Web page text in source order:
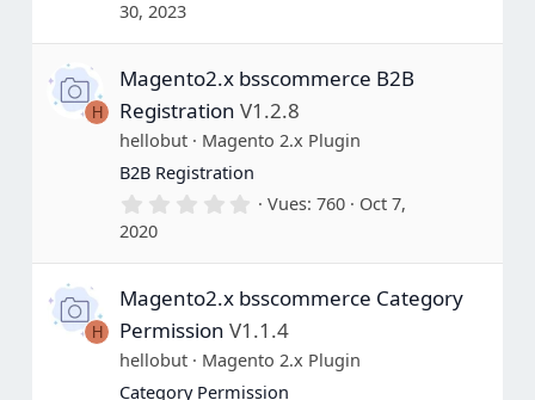
0
t
o
i
l
e
(
30, 2023
H
Magento2.x bsscommerce B2B
Registration V1.2.8
hellobut
Magento 2.x Plugin
B2B Registration
0
0
t
o
i
l
e
(
Vues 760
Oct 7,
2020
H
Magento2.x bsscommerce Category
Permission V1.1.4
hellobut
Magento 2.x Plugin
Category Permission